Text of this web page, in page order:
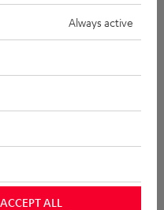
Always active
ACCEPT ALL